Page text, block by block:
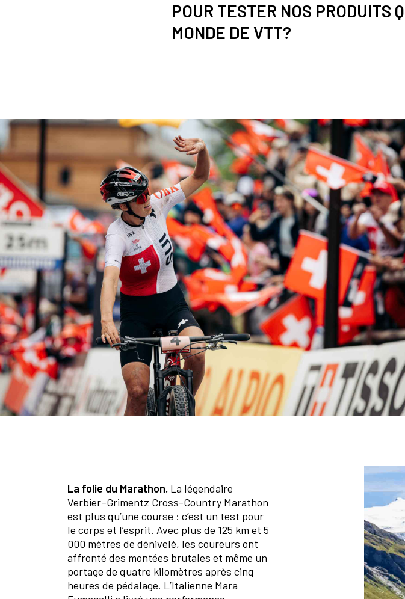
POUR TESTER NOS PRODUITS
MONDE DE VTT?
La folie du Marathon. La légendaire
Verbier–Grimentz Cross-Country Marathon
est plus qu’une course : c’est un test pour
le corps et l’esprit. Avec plus de 125 km et 5
000 mètres de dénivelé, les coureurs ont
affronté des montées brutales et même un
portage de quatre kilomètres après cinq
heures de pédalage. L’Italienne Mara